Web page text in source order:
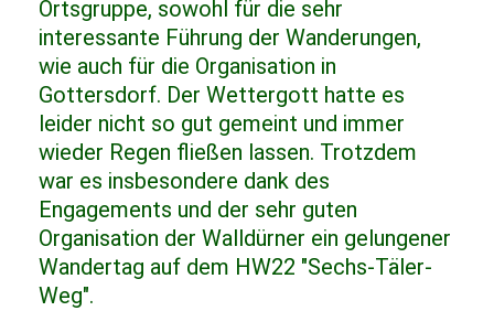
Ortsgruppe, sowohl für die sehr
interessante Führung der Wanderungen,
wie auch für die Organisation in
Gottersdorf. Der Wettergott hatte es
leider nicht so gut gemeint und immer
wieder Regen fließen lassen. Trotzdem
war es insbesondere dank des
Engagements und der sehr guten
Organisation der Walldürner ein gelungener
Wandertag auf dem HW22 "Sechs-Täler-
Weg".